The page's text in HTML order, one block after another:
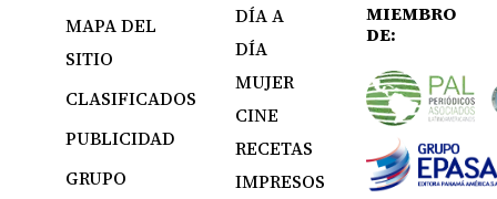
MAPA DEL
SITIO
CLASIFICADOS
PUBLICIDAD
GRUPO
DÍA A
DÍA
MUJER
CINE
RECETAS
IMPRESOS
MIEMBRO
DE: